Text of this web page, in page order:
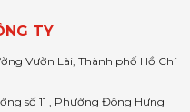
TY
Vườn Lài, Thành phố Hồ Chí
số 11 , Phường Đông Hưng